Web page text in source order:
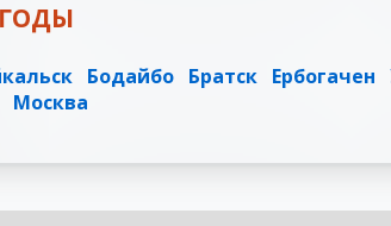
Бодайбо Братск Ербогачен
Москва